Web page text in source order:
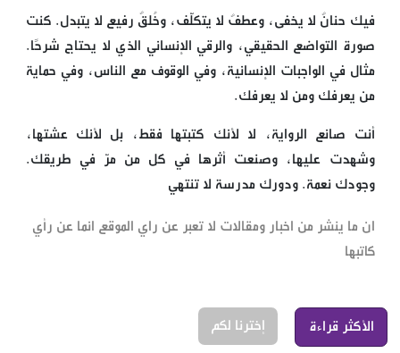
فيك حنانٌ لا يخفى، وعطفٌ لا يتكلّف، وخُلقٌ رفيع لا يتبدل. كنت
صورة التواضع الحقيقي، والرقي الإنساني الذي لا يحتاج شرحًا.
مثال في الواجبات الإنسانية، وفي الوقوف مع الناس، وفي حماية
من يعرفك ومن لا يعرفك.
أنت صانع الرواية، لا لأنك كتبتها فقط، بل لأنك عشتها،
وشهدت عليها، وصنعت أثرها في كل من مرّ في طريقك.
وجودك نعمة. ودورك مدرسة لا تنتهي
ان ما ينشر من اخبار ومقالات لا تعبر عن راي الموقع انما عن رأي
كاتبها
الأكثر قراءة إخترنا لكم